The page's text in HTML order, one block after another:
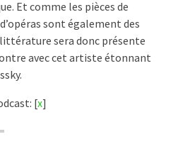
Et comme les pièces de
sont également des
sera donc présente
avec cet artiste étonnant
[x]